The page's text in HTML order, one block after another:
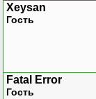
Xeysan
Гость
Fatal Error
Гость